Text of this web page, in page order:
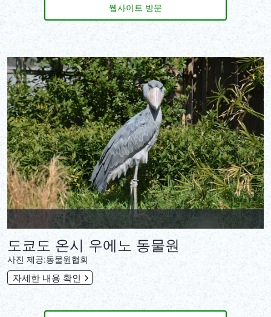
웹사이트 방문
도쿄도 온시 우에노 동물원
사진 제공:동물원협회
자세한 내용 확인